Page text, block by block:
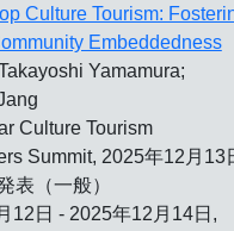
Culture Tourism:
Embeddedness
Yamamura;
Culture Tourism
Summit, 2025年12月13
表（一般）
12日 - 2025年12月14日,